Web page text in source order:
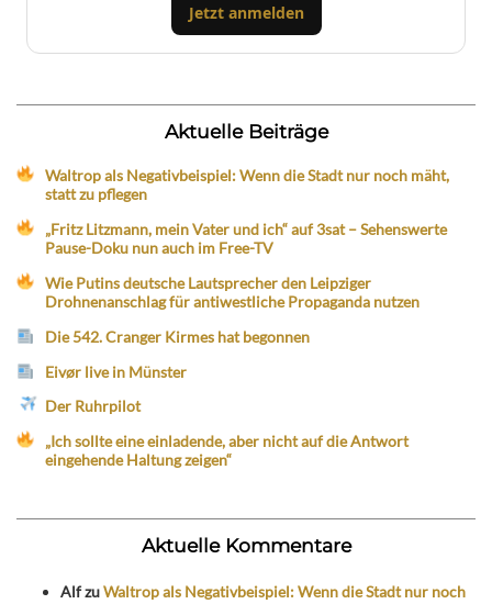
Jetzt anmelden
Aktuelle Beiträge
Waltrop als Negativbeispiel: Wenn die Stadt nur noch mäht,
statt zu pflegen
„Fritz Litzmann, mein Vater und ich“ auf 3sat – Sehenswerte
Pause-Doku nun auch im Free-TV
Wie Putins deutsche Lautsprecher den Leipziger
Drohnenanschlag für antiwestliche Propaganda nutzen
Die 542. Cranger Kirmes hat begonnen
Eivør live in Münster
Der Ruhrpilot
„Ich sollte eine einladende, aber nicht auf die Antwort
eingehende Haltung zeigen“
Aktuelle Kommentare
AlfzuWaltrop als Negativbeispiel: Wenn die Stadt nur noch